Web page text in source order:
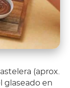
(aprox.
glaseado en